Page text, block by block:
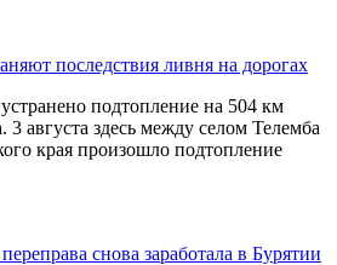
последствия ливня на дорогах
подтопление на 504 км
августа здесь между селом Телемба
края произошло подтопление
снова заработала в Бурятии